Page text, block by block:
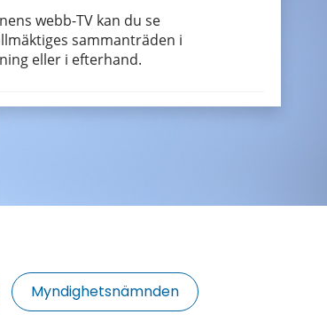
webb-TV kan du se
sammanträden i
eller i efterhand.
Myndighetsnämnden